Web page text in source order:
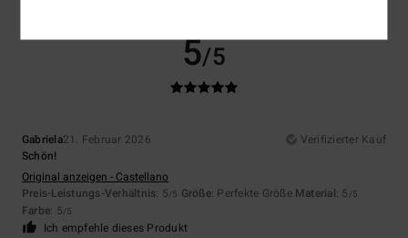
5/5
Gabriela21. Februar 2026
Verifizierter Kauf
Schön!
Original anzeigen - Castellano
Preis-Leistungs-Verhältnis: 5/5 Größe: Perfekte Größe Material: 5 /5
Farbe: 5/5
Ich empfehle dieses Produkt